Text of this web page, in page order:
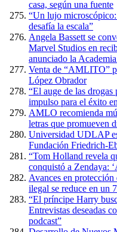
casa, según una fuente
“Un lujo
desafía la escala”
Angela Bassett se
Marvel Studios en
anunciado la
Venta de “AMLITO”
López Obrador
“El auge de las
impulso para el éxito
AMLO recomienda
letras que promueven
Universidad UDLAP
Fundación Friedrich-
“Tom Holland revela
conquistó a Zendaya:
Avances en
ilegal se reduce en un
“El príncipe Harry
Entrevistas deseadas
podcast”